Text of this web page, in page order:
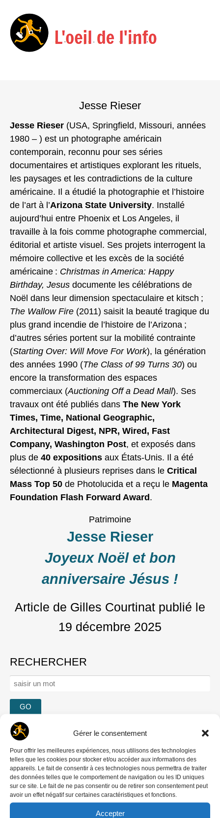
Gérer le consentement
Pour offrir les meilleures expériences, nous utilisons des technologies
telles que les cookies pour stocker et/ou accéder aux informations des
appareils. Le fait de consentir à ces technologies nous permettra de traiter
des données telles que le comportement de navigation ou les ID uniques
sur ce site. Le fait de ne pas consentir ou de retirer son consentement peut
avoir un effet négatif sur certaines caractéristiques et fonctions.
Accepter
Jesse Rieser
Jesse Rieser (USA, Springfield, Missouri, années
1980 – ) est un photographe américain
contemporain, reconnu pour ses séries
documentaires et artistiques explorant les rituels,
les paysages et les contradictions de la culture
américaine. Il a étudié la photographie et l’histoire
de l’art à l’Arizona State University. Installé
aujourd’hui entre Phoenix et Los Angeles, il
travaille à la fois comme photographe commercial,
éditorial et artiste visuel. Ses projets interrogent la
mémoire collective et les excès de la société
américaine : Christmas in America: Happy
Birthday, Jesus documente les célébrations de
Noël dans leur dimension spectaculaire et kitsch ;
The Wallow Fire (2011) saisit la beauté tragique du
plus grand incendie de l’histoire de l’Arizona ;
d’autres séries portent sur la mobilité contrainte
(Starting Over: Will Move For Work), la génération
des années 1990 (The Class of 99 Turns 30) ou
encore la transformation des espaces
commerciaux (Auctioning Off a Dead Mall). Ses
travaux ont été publiés dans The New York
Times, Time, National Geographic,
Architectural Digest, NPR, Wired, Fast
Company, Washington Post, et exposés dans
plus de 40 expositions aux États‑Unis. Il a été
sélectionné à plusieurs reprises dans le Critical
Mass Top 50 de Photolucida et a reçu le Magenta
Foundation Flash Forward Award .
Patrimoine
Jesse Rieser
Joyeux Noël et bon
anniversaire Jésus !
Article de Gilles Courtinat publié le
19 décembre 2025
RECHERCHER
Rechercher :
Se connecter
Mot de passe oublié ?
Créer un compte
Comment contribuer
Nous écrire
‘DREDI LETTRE HEBDO